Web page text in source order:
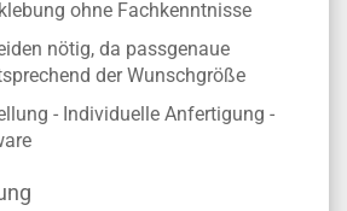
ohne Fachkenntnisse
nötig, da passgenaue
der Wunschgröße
- Individuelle Anfertigung -